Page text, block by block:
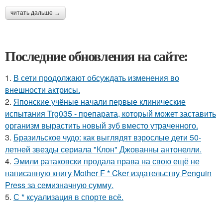
читать дальше →
Последние обновления на сайте:
1. В сети продолжают обсуждать изменения во
внешности актрисы.
2. Японские учёные начали первые клинические
испытания Trg035 - препарата, который может заставить
организм вырастить новый зуб вместо утраченного.
3. Бразильское чудо: как выглядят взрослые дети 50-
летней звезды сериала "Клон" Джованны антонелли.
4. Эмили ратаковски продала права на свою ещё не
написанную книгу Mother F * Cker издательству Penguin
Press за семизначную сумму.
5. С * ксуализация в спорте всё.